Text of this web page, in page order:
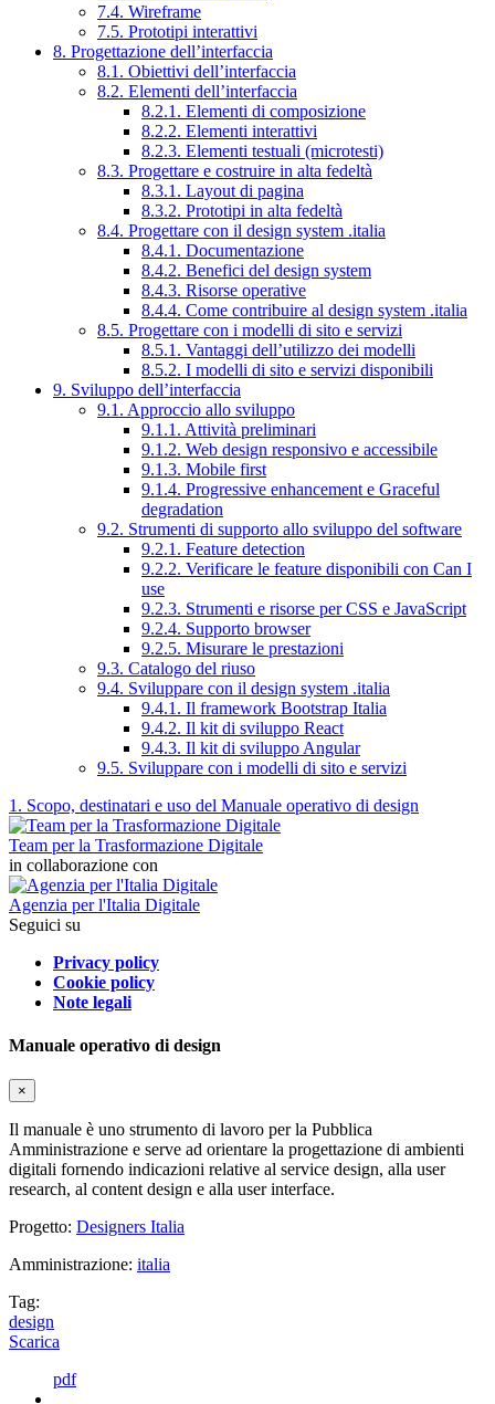
7.4. Wireframe
7.5. Prototipi interattivi
8. Progettazione dell’interfaccia
8.1. Obiettivi dell’interfaccia
8.2. Elementi dell’interfaccia
8.2.1. Elementi di composizione
8.2.2. Elementi interattivi
8.2.3. Elementi testuali (microtesti)
8.3. Progettare e costruire in alta fedeltà
8.3.1. Layout di pagina
8.3.2. Prototipi in alta fedeltà
8.4. Progettare con il design system .italia
8.4.1. Documentazione
8.4.2. Benefici del design system
8.4.3. Risorse operative
8.4.4. Come contribuire al design system .italia
8.5. Progettare con i modelli di sito e servizi
8.5.1. Vantaggi dell’utilizzo dei modelli
8.5.2. I modelli di sito e servizi disponibili
9. Sviluppo dell’interfaccia
9.1. Approccio allo sviluppo
9.1.1. Attività preliminari
9.1.2. Web design responsivo e accessibile
9.1.3. Mobile first
9.1.4. Progressive enhancement e Graceful
degradation
9.2. Strumenti di supporto allo sviluppo del software
9.2.1. Feature detection
9.2.2. Verificare le feature disponibili con Can I
use
9.2.3. Strumenti e risorse per CSS e JavaScript
9.2.4. Supporto browser
9.2.5. Misurare le prestazioni
9.3. Catalogo del riuso
9.4. Sviluppare con il design system .italia
9.4.1. Il framework Bootstrap Italia
9.4.2. Il kit di sviluppo React
9.4.3. Il kit di sviluppo Angular
9.5. Sviluppare con i modelli di sito e servizi
1. Scopo, destinatari e uso del Manuale operativo di design
Team per la Trasformazione Digitale
in collaborazione con
Agenzia per l'Italia Digitale
Seguici su
Privacy policy
Cookie policy
Note legali
Manuale operativo di design
×
Il manuale è uno strumento di lavoro per la Pubblica
Amministrazione e serve ad orientare la progettazione di ambienti
digitali fornendo indicazioni relative al service design, alla user
research, al content design e alla user interface.
Progetto: Designers Italia
Amministrazione: italia
Tag:
design
Scarica
pdf